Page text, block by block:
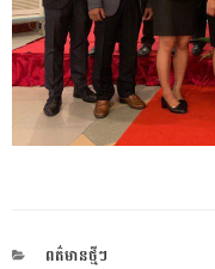
CATEGORIES
ពត៌មានថ្មីៗ